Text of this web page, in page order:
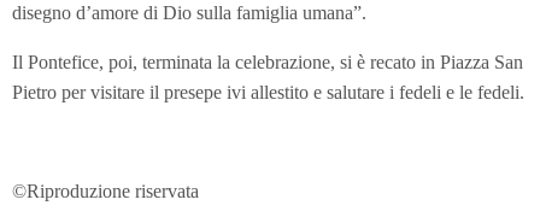
disegno d’amore di Dio sulla famiglia umana”.
Il Pontefice, poi, terminata la celebrazione, si è recato in Piazza San
Pietro per visitare il presepe ivi allestito e salutare i fedeli e le fedeli.
©Riproduzione riservata